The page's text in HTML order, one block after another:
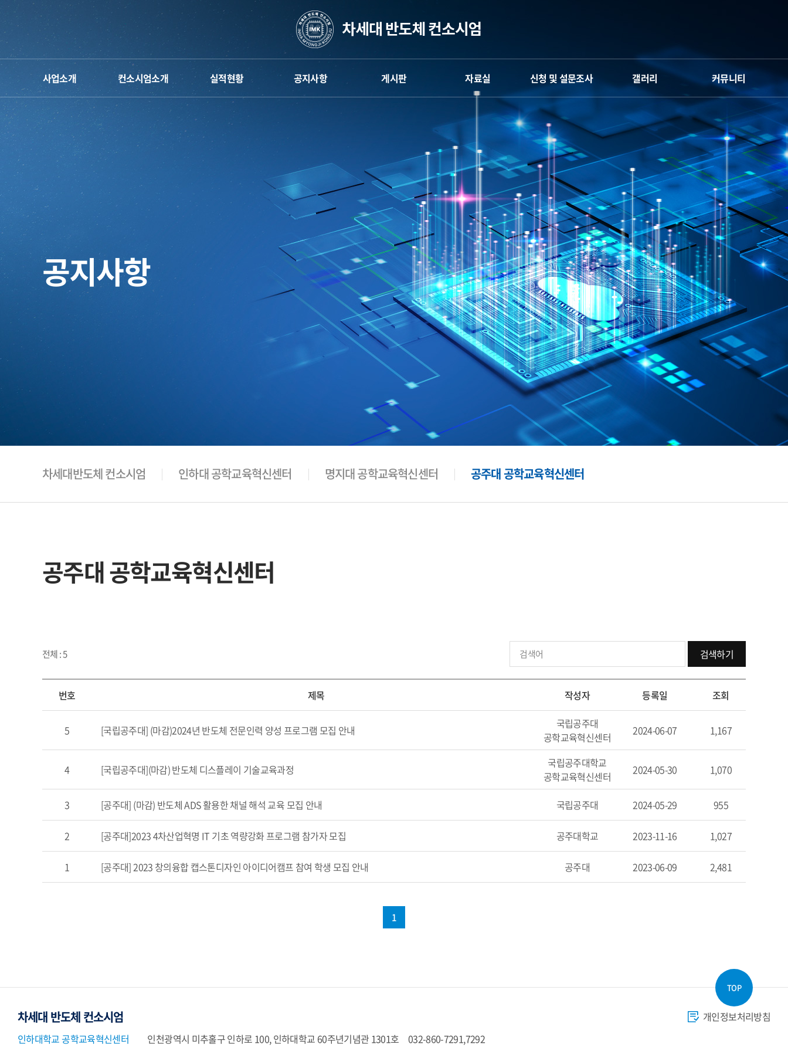
사업소개
단장 인사말
사업 소개
컨소시엄소개
운영체계&조직도
오시는 길
캐릭터&로고
실적현황
차세대반도체 컨소시엄
공지사항
명지대공학교육
혁신센터
공주대공학교육
혁신센터
게시판
카카오채널
보도자료
자료실
차세대반도체 컨소시엄
인하대공학교육
혁신센터
명지대공학교육
혁신센터
공주대공학교육
혁신센터
학생
신청 및 설문조사
신청서
만족도 조사
갤러리
갤러리
커뮤니티
Q&A
공지사항
차세대반도체 컨소시엄 인하대 공학교육혁신센터 명지대 공학교육혁신센터 공주대 공학교육혁신센터
공주대 공학교육혁신센터
전체 : 5 검색하기
번호 제목 작성자 등록일 조회
5 [국립공주대] (마감)2024년 반도체 전문인력 양성 프로그램 모집 안내
국립공주대
공학교육혁신센터
2024-06-07 1,167
4 [국립공주대](마감) 반도체 디스플레이 기술교육과정
국립공주대학교
공학교육혁신센터
2024-05-30 1,070
3 [공주대] (마감) 반도체 ADS 활용한 채널 해석 교육 모집 안내 국립공주대 2024-05-29 955
2 [공주대]2023 4차산업혁명 IT 기초 역량강화 프로그램 참가자 모집 공주대학교 2023-11-16 1,027
1 [공주대] 2023 창의융합 캡스톤디자인 아이디어캠프 참여 학생 모집 안내 공주대 2023-06-09 2,481
1
개인정보처리방침
차세대 반도체 컨소시엄
인하대학교 공학교육혁신센터 인천광역시 미추홀구 인하로 100, 인하대학교 60주년기념관 1301호
032-860-7291,7292
TOP